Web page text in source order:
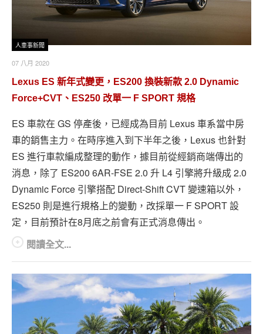
人車事新聞
07 八月 2020
Lexus ES 新年式變更，ES200 換裝新款 2.0 Dynamic
Force+CVT、ES250 改單一 F SPORT 規格
ES 車款在 GS 停產後，已經成為目前 Lexus 車系當中房
車的銷售主力。在時序進入到下半年之後，Lexus 也針對
ES 進行車款編成整理的動作，據目前從經銷商端傳出的
消息，除了 ES200 6AR-FSE 2.0 升 L4 引擎​將升級成 2.0
Dynamic Force 引擎搭配 Direct-Shift CVT 變速箱以外，
ES250 則是進行規格上的變動，改採單一 F SPORT 設
定，目前預計在8月底之前會有正式消息傳出。
閱讀全文...